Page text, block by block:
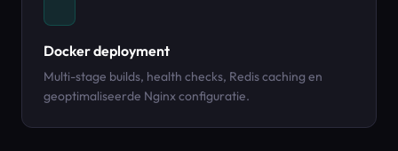
Docker deployment
Multi-stage builds, health checks, Redis caching en
geoptimaliseerde Nginx configuratie.